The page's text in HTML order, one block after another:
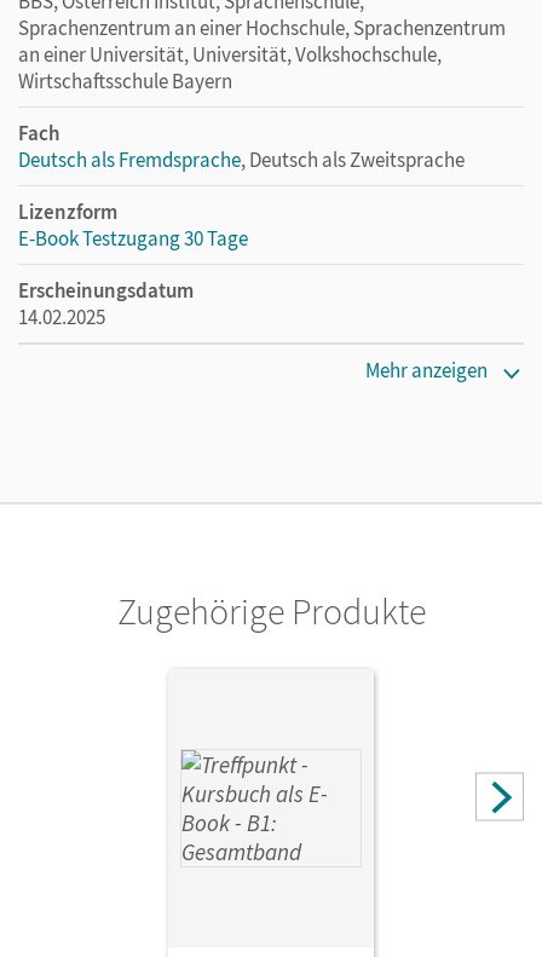
Sprachenzentrum an einer Hochschule, Sprachenzentrum
an einer Universität, Universität, Volkshochschule,
Wirtschaftsschule Bayern
Fach
Deutsch als Fremdsprache, Deutsch als Zweitsprache
Lizenzform
E-Book Testzugang 30 Tage
Erscheinungsdatum
14.02.2025
Mehr anzeigen
Zugehörige Produkte